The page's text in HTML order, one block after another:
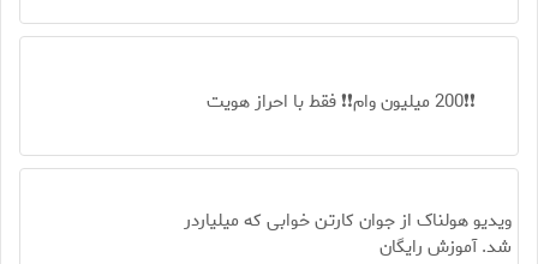
❗❗200 میلیون وام❗❗ فقط با احراز هویت
ویدیو هولناک از جوان کارتن خوابی که میلیاردر
شد. آموزش رایگان